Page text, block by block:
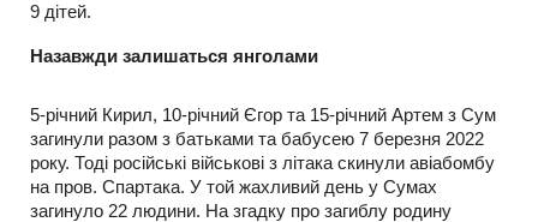
9 дітей.
Назавжди залишаться янголами
5-річний Кирил, 10-річний Єгор та 15-річний Артем з Сум
загинули разом з батьками та бабусею 7 березня 2022
року. Тоді російські військові з літака скинули авіабомбу
на пров. Спартака. У той жахливий день у Сумах
загинуло 22 людини. На згадку про загиблу родину